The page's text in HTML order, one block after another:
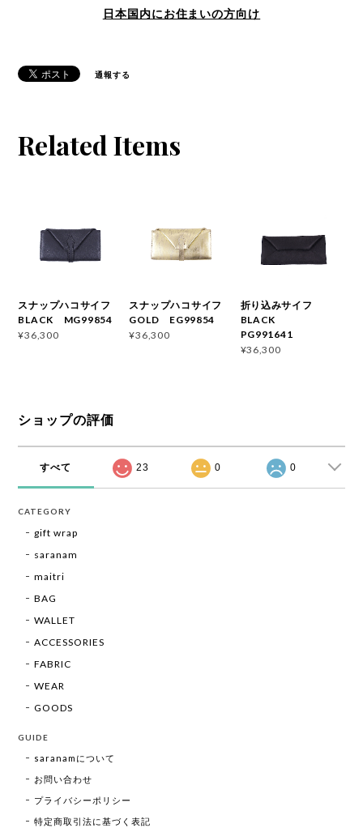
日本国内にお住まいの方向け
通報する
Related Items
スナップハコサイフ
BLACK MG99854
¥36,300
スナップハコサイフ
GOLD EG99854
¥36,300
折り込みサイフ
BLACK
PG991641
¥36,300
ショップの評価
すべて 23 0 0
CATEGORY
gift wrap
saranam
maitri
BAG
WALLET
ACCESSORIES
FABRIC
WEAR
GOODS
GUIDE
saranamについて
お問い合わせ
プライバシーポリシー
特定商取引法に基づく表記